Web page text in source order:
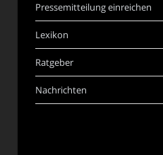
Pressemitteilung einreichen
Lexikon
Ratgeber
Nachrichten